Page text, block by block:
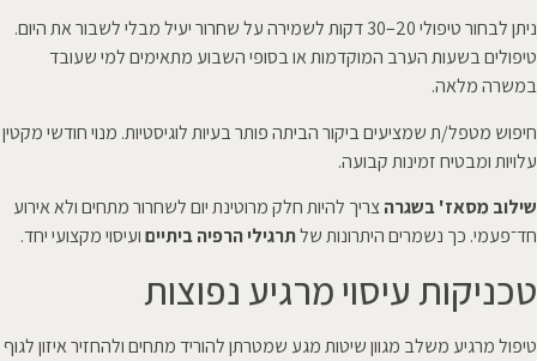
ניתן לבחור טיפולי 20–30 דקות לשמירה על שחרור יעיל מבלי לשבור את היום.
טיפולים בשעות הערב המוקדמות או בסופי השבוע מתאימים למי שעובד
במשרה מלאה.
חיפוש מטפל/ת שמציעים ביקור הביתה פותר בעיות לוגיסטיות. מנוי חודשי מקטין
עלויות ומבטיח זמינות קבועה.
שילוב מסאז' בשגרהצריך להיות חלק מרוטינת יום לשחרור מתחים ולא אירוע
חד־פעמי. כך נשמרים היתרונות שלתרגילי הרפיה ביתייםועיסוי מקצועי יחד.
טכניקות עיסוי מרגיע נפוצות
טיפול מרגיע משלב מגוון שיטות מגע שמטרתן להוריד מתחים ולהחזיר איזון לגוף